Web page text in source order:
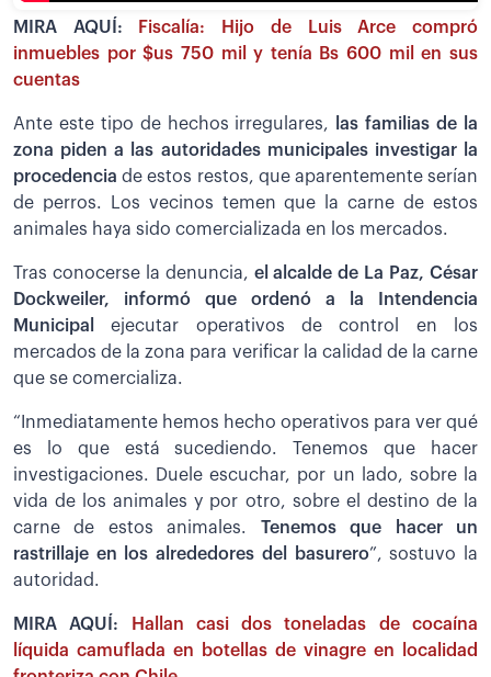
MIRA AQUÍ:
Fiscalía: Hijo de Luis Arce compró
inmuebles por $us 750 mil y tenía Bs 600 mil en sus
cuentas
Ante este tipo de hechos irregulares,
las familias de la
zona piden a las autoridades municipales investigar la
procedencia de estos restos, que aparentemente serían
de perros. Los vecinos temen que la carne de estos
animales haya sido comercializada en los mercados.
Tras conocerse la denuncia, el alcalde de La Paz, César
Dockweiler, informó que ordenó a la Intendencia
Municipal
ejecutar operativos de control en los
mercados de la zona para verificar la calidad de la carne
que se comercializa.
“Inmediatamente hemos hecho operativos para ver qué
es lo que está sucediendo. Tenemos que hacer
investigaciones. Duele escuchar, por un lado, sobre la
vida de los animales y por otro, sobre el destino de la
carne de estos animales. Tenemos que hacer un
rastrillaje en los alrededores del basurero”, sostuvo la
autoridad.
MIRA AQUÍ:
Hallan casi dos toneladas de cocaína
líquida camuflada en botellas de vinagre en localidad